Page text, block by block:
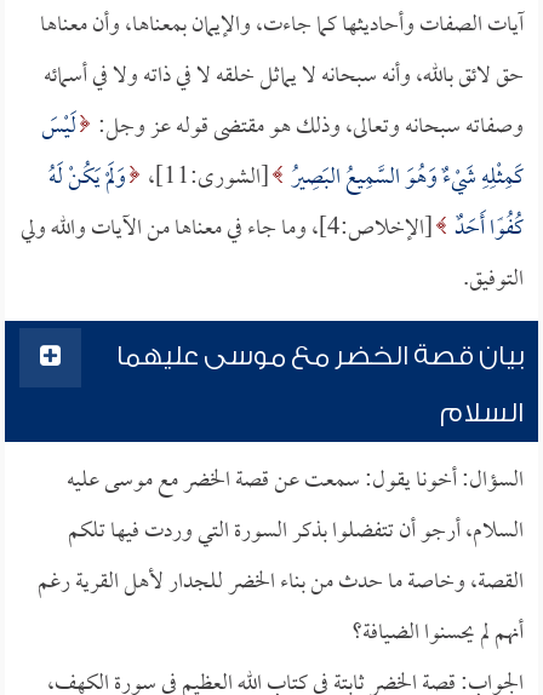
آيات الصفات وأحاديثها كما جاءت، والإيمان بمعناها، وأن معناها
حق لائق بالله، وأنه سبحانه لا يماثل خلقه لا في ذاته ولا في أسمائه
وصفاته سبحانه وتعالى، وذلك هو مقتضى قوله عز وجل: لَيْسَ
كَمِثْلِهِ شَيْءٌ وَهُوَ السَّمِيعُ البَصِيرُ [الشورى:11]،
وَلَمْ يَكُنْ لَهُ
كُفُوًا أَحَدٌ
[الإخلاص:4]، وما جاء في معناها من الآيات والله ولي
التوفيق.
بيان قصة الخضر مع موسى عليهما
السلام
السؤال: أخونا يقول: سمعت عن قصة الخضر مع موسى عليه
السلام، أرجو أن تتفضلوا بذكر السورة التي وردت فيها تلكم
القصة، وخاصة ما حدث من بناء الخضر للجدار لأهل القرية رغم
أنهم لم يحسنوا الضيافة؟
الجواب: قصة الخضر ثابتة في كتاب الله العظيم في سورة الكهف،